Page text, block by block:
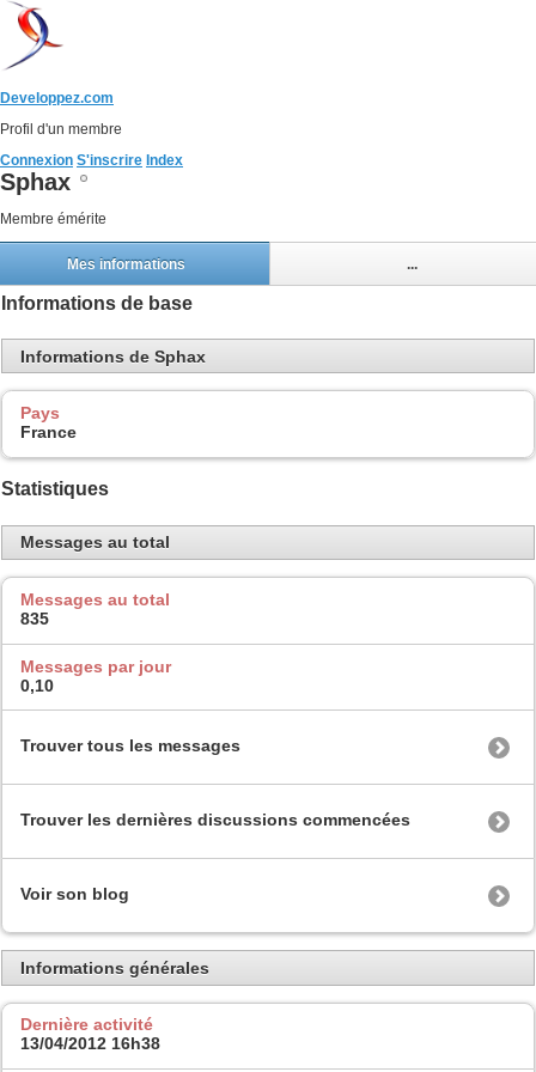
Developpez.com
Profil d'un membre
Connexion S'inscrire Index
Sphax
Membre émérite
Mes informations ...
Informations de base
Informations de Sphax
Pays
France
Statistiques
Messages au total
Messages au total
835
Messages par jour
0,10
Trouver tous les messages
Trouver les dernières discussions commencées
Voir son blog
Informations générales
Dernière activité
13/04/2012 16h38